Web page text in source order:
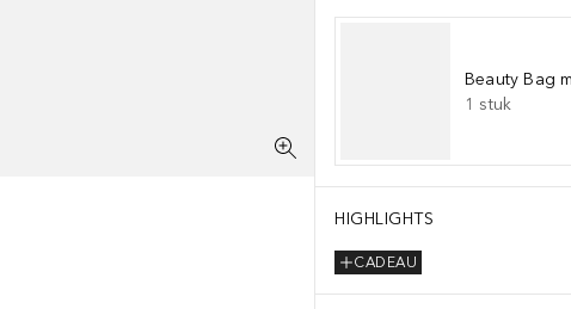
Beauty Bag
1 stuk
HIGHLIGHTS
CADEAU